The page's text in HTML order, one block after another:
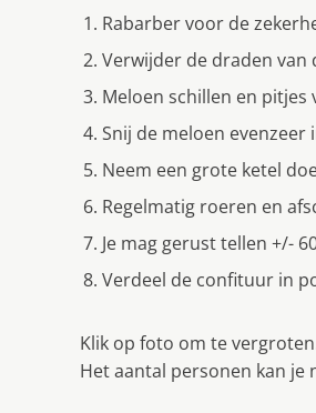
Rabarber voor de
Verwijder de draden van
Meloen schillen en pitjes
Snij de meloen evenzeer
Neem een grote ketel
Regelmatig roeren en
Je mag gerust tellen +/-
Verdeel de confituur in
Klik op foto om te
Het aantal personen kan je